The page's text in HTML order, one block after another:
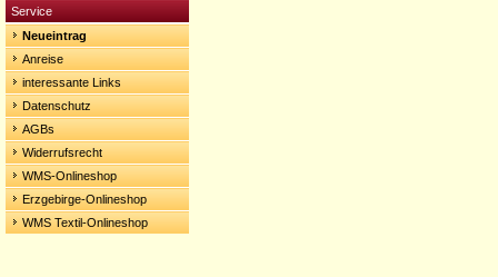
Service
Neueintrag
Anreise
interessante Links
Datenschutz
AGBs
Widerrufsrecht
WMS-Onlineshop
Erzgebirge-Onlineshop
WMS Textil-Onlineshop